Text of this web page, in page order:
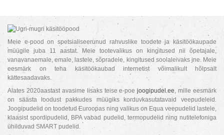
Meie e-pood on spetsialiseerunud rahvuslike toodete ja käsitöökaupade
müügile juba 11 aastat. Meie tootevalikus on kingitused nii õpetajale,
vanavanaemale, emale, lastele, sõpradele, kingitused soolaleivaks jne. Meie
eesmärk on teha käsitöökaubad internetist võimalikult hõlpsalt
kättesaadavaks.
Alates 2020aastast avasime lisaks teise e-poejoogipudel.ee , mille eesmärk
on säästa loodust pakkudes müügiks korduvkasutatavaid veepudeleid.
Joogipudelid on toodetud Euroopas ning valikus on Equa veepudelid lastele,
klaasist spordipudelid, BPA vabad pudelid, termopudelid ning nutitelefoniga
ühilduvad SMART pudelid.